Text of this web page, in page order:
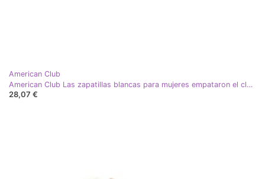
American Club
American Club Las zapatillas blancas para mujeres empataron el club estadounidense LH14 blanco
28,07 €